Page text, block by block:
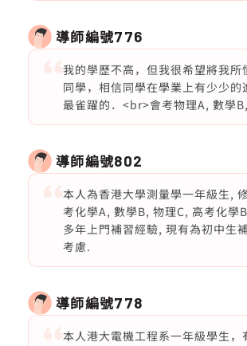
導師編號776
我的學歷不高，但我很希望將我所
同學，相信同學在學業上有少少的
最雀躍的．<br>會考物理A, 數學
導師編號802
本人為香港大學測量學一年級生,
考化學A, 數學B, 物理C, 高考化學
多年上門補習經驗, 現有為初中生
考慮.
導師編號778
本人港大電機工程系一年級學生，